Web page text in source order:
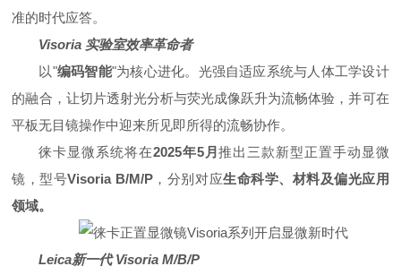
准的时代应答。
Visoria 实验室效率革命者
以"编码智能"为核心进化。光强自适应系统与人体工学设计
的融合，让切片透射光分析与荧光成像跃升为流畅体验，并可在
平板无目镜操作中迎来所见即所得的流畅协作。
徕卡显微系统将在2025年5月推出三款新型正置手动显微
镜，型号Visoria B/M/P，分别对应生命科学、材料及偏光应用
领域。
Leica新一代 Visoria M/B/P